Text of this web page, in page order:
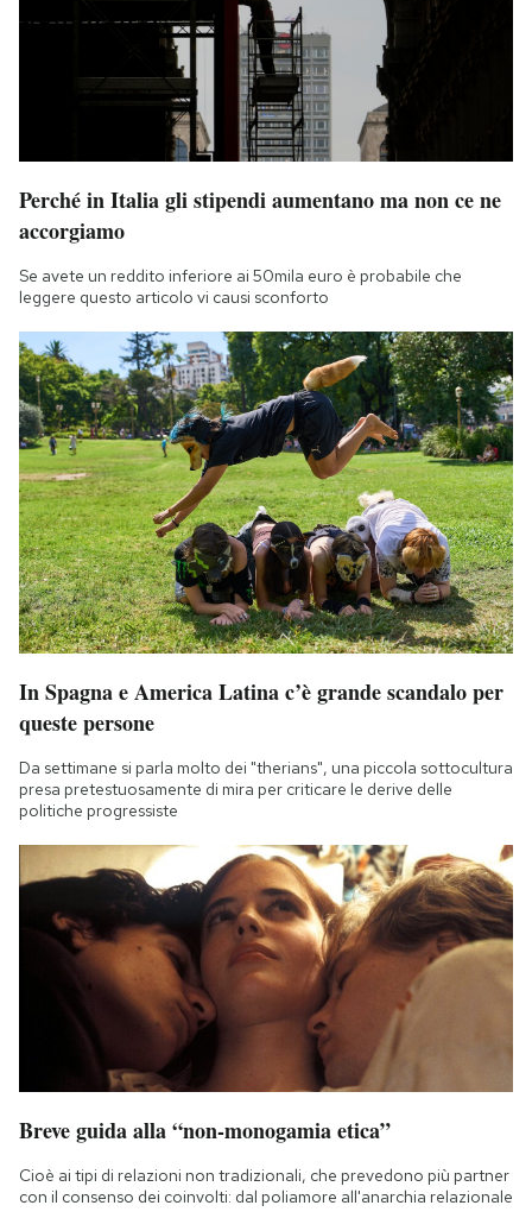
Perché in Italia gli stipendi aumentano ma non ce ne
accorgiamo
Se avete un reddito inferiore ai 50mila euro è probabile che
leggere questo articolo vi causi sconforto
In Spagna e America Latina c’è grande scandalo per
queste persone
Da settimane si parla molto dei "therians", una piccola sottocultura
presa pretestuosamente di mira per criticare le derive delle
politiche progressiste
Breve guida alla “non-monogamia etica”
Cioè ai tipi di relazioni non tradizionali, che prevedono più partner
con il consenso dei coinvolti: dal poliamore all'anarchia relazionale